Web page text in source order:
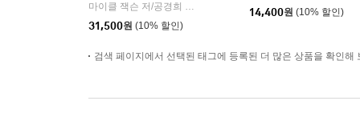
마이클 잭슨 저/공경희 역
미르북컴퍼니
31,500원 (10% 할인)
14,400원 (10% 할인)
검색 페이지에서 선택된 태그에 등록된 더 많은 상품을 확인해